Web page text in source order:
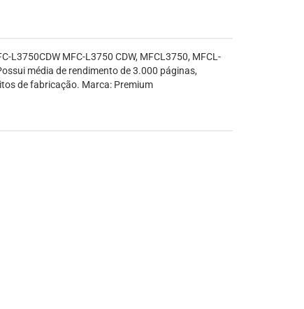
MFC-L3750 CDW, MFCL3750, MFCL-
média de rendimento de 3.000 páginas,
de fabricação. Marca: Premium